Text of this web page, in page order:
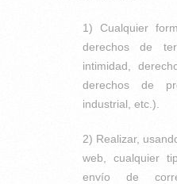
1) Cualquier
derechos de
intimidad,
derechos de
industrial, etc.).
2) Realizar,
web, cualquier
envío de